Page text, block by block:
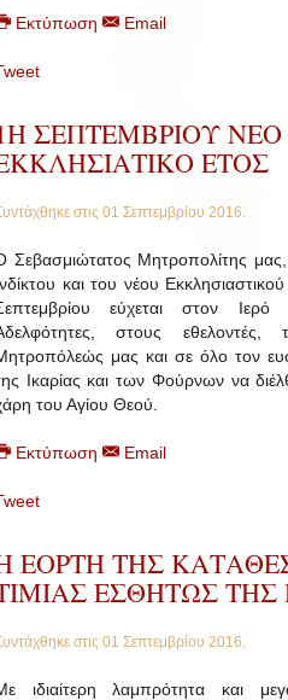
Εκτύπωση Email
ΣΕΠΤΕΜΒΡΙΟΥ ΝΕΟ
ΕΤΟΣ
στις 01 Σεπτεμβρίου 2016.
Σεβασμιώτατος Μητροπολίτης μας,
και του νέου
εύχεται στον Ιερό
στους
μας και σε όλο τον
Ικαρίας και των Φούρνων να
του Αγίου Θεού.
Εκτύπωση Email
ΕΟΡΤΗ ΤΗΣ
ΕΣΘΗΤΩΣ ΤΗΣ
στις 01 Σεπτεμβρίου 2016.
ιδιαίτερη λαμπρότητα και